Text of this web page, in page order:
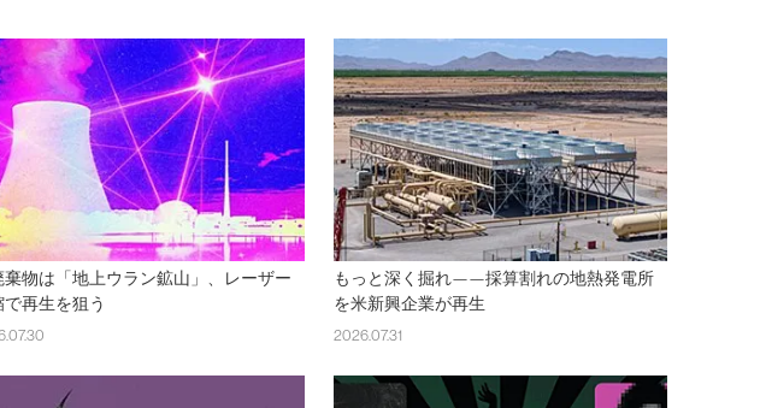
棄物は「地上ウラン鉱山」、レーザー
で再生を狙う
もっと深く掘れ——採算割れの地熱発電所
を米新興企業が再生
2026.07.31